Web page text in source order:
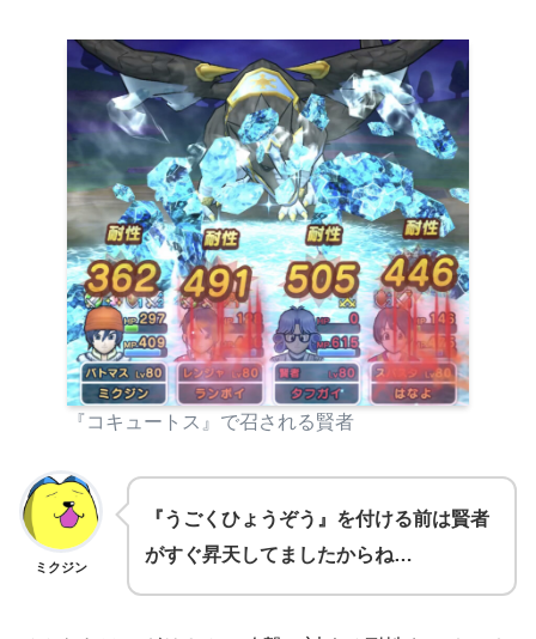
『コキュートス』で召される賢者
ミクジン
『うごくひょうぞう』を付ける前は賢者
がすぐ昇天してましたからね…